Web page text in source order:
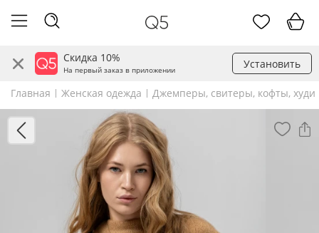
Скидка 10%
На первый заказ в приложении Установить
Главная Женская одежда Джемперы, свитеры, кофты, худи